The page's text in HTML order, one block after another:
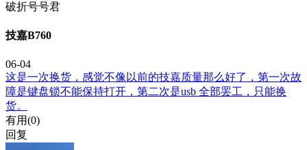
破折号号君
技嘉B760
06-04
这是一次换货，感觉不像以前的技嘉质量那么好了，第一次故
障是键盘锁不能保持打开，第二次是usb 全部罢工，只能换
货。
有用(0)
回复